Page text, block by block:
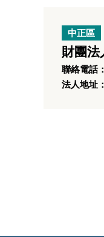
中正區
財團法
聯絡電話：
法人地址